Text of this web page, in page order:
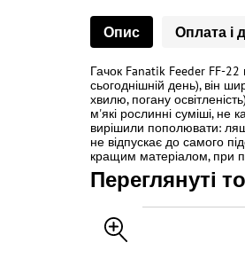
Опис Оплата і
Гачок Fanatik Feeder FF-
сьогоднішній день), він
хвилю, погану
м'які рослинні суміші, не
вирішили пополювати:
не відпускає до самого
кращим матеріалом, при
Переглянуті